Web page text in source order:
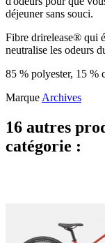
déjeuner sans souci.
Fibre drirelease® qui
neutralise les odeurs
85 % polyester, 15 %
Marque Archives
16 autres
catégorie :